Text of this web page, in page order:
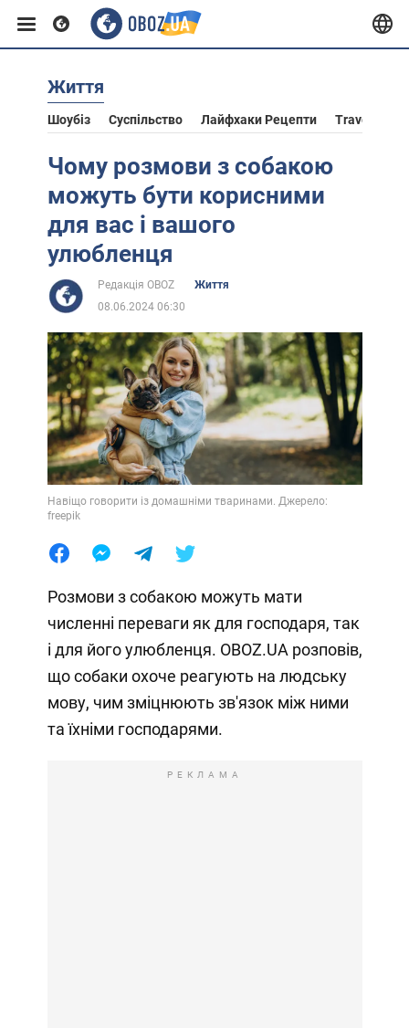
Європа
США
Африка
Життя
Лайфхаки
Життя
Шоубіз Суспільство Лайфхаки Рецепти Travel
Чому розмови з собакою
можуть бути корисними
для вас і вашого
улюбленця
Редакція OBOZ
Життя
08.06.2024 06:30
Навіщо говорити із домашніми тваринами. Джерело:
freepik
Розмови з собакою можуть мати
численні переваги як для господаря, так
і для його улюбленця. OBOZ.UA розповів,
що собаки охоче реагують на людську
мову, чим зміцнюють зв'язок між ними
та їхніми господарями.
РЕКЛАМА